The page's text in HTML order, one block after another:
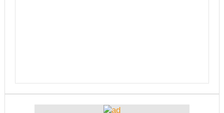
पब्लिक स्पिच नेपालको विजेता बने दैलेखका दिल बहादुर
संविधानको रक्षा र कार्यान्वयनमा जनताको खबरदारी आवश्यकः